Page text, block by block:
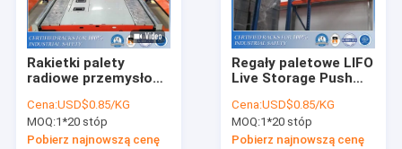
Rakietki palety
radiowe przemysłowe
Cena:USD$0.85/KG
MOQ:1*20 stóp
Pobierz najnowszą cenę
Regały paletowe LIFO
Live Storage Push
wszechstronnością i
wysoką
kompatybilnością
Cena:USD$0.85/KG
MOQ:1*20 stóp
Pobierz najnowszą cenę